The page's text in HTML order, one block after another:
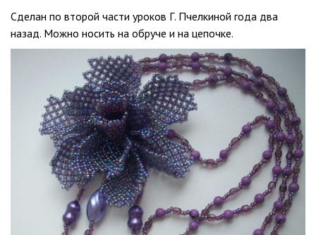
Сделан по второй части уроков Г. Пчелкиной года два
назад. Можно носить на обруче и на цепочке.